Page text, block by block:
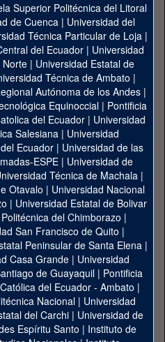
Superior Politécnica del Litoral
de Cuenca| Universidad del
Técnica Particular de Loja|
del Ecuador| Universidad
Norte | Universidad Estatal de
Técnica de Ambato |
Autónoma de los Andes|
Equinoccial| Pontificia
del Ecuador | Universidad
Salesiana | Universidad
Ecuador | Universidad de las
ESPE | Universidad de
Técnica de Machala|
Otavalo | Universidad Nacional
| Universidad Estatal de Bolivar
del Chimborazo |
San Francisco de Quito |
Peninsular de Santa Elena|
Casa Grande | Universidad
de Guayaquil| Pontificia
del Ecuador - Ambato |
Nacional| Universidad
del Carchi| Universidad de
Espíritu Santo | Instituto de